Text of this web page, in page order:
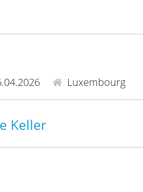
Luxembourg
Keller